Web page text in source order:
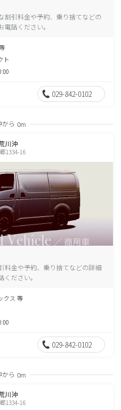
割引料金や予約、乗り捨てなどの
話ください。
ト
029-842-0102
ら 0m
川沖
1334-16
料金や予約、乗り捨てなどの詳細
ださい。
クス 等
029-842-0102
ら 0m
川沖
1334-16